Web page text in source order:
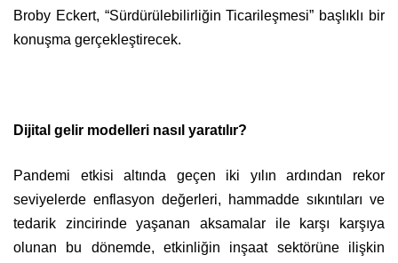
Broby Eckert, “Sürdürülebilirliğin Ticarileşmesi” başlıklı bir
konuşma gerçekleştirecek.
Dijital gelir modelleri nasıl yaratılır?
Pandemi etkisi altında geçen iki yılın ardından rekor
seviyelerde enflasyon değerleri, hammadde sıkıntıları ve
tedarik zincirinde yaşanan aksamalar ile karşı karşıya
olunan bu dönemde, etkinliğin inşaat sektörüne ilişkin